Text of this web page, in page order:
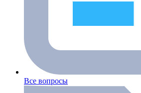
Все вопросы